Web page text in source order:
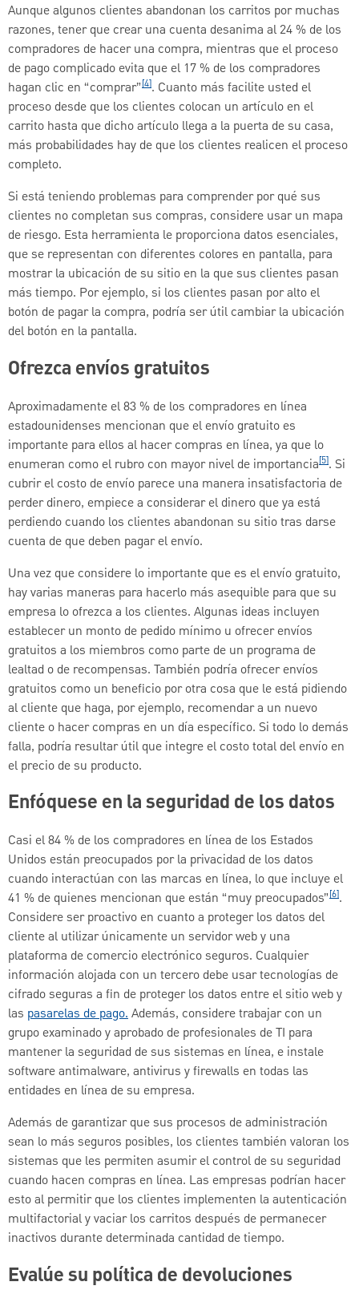
Aunque algunos clientes abandonan los carritos por muchas
razones, tener que crear una cuenta desanima al 24 % de los
compradores de hacer una compra, mientras que el proceso
de pago complicado evita que el 17 % de los compradores
hagan clic en “comprar”[4]. Cuanto más facilite usted el
proceso desde que los clientes colocan un artículo en el
carrito hasta que dicho artículo llega a la puerta de su casa,
más probabilidades hay de que los clientes realicen el proceso
completo.
Si está teniendo problemas para comprender por qué sus
clientes no completan sus compras, considere usar un mapa
de riesgo. Esta herramienta le proporciona datos esenciales,
que se representan con diferentes colores en pantalla, para
mostrar la ubicación de su sitio en la que sus clientes pasan
más tiempo. Por ejemplo, si los clientes pasan por alto el
botón de pagar la compra, podría ser útil cambiar la ubicación
del botón en la pantalla.
Ofrezca envíos gratuitos
Aproximadamente el 83 % de los compradores en línea
estadounidenses mencionan que el envío gratuito es
importante para ellos al hacer compras en línea, ya que lo
enumeran como el rubro con mayor nivel de importancia[5]. Si
cubrir el costo de envío parece una manera insatisfactoria de
perder dinero, empiece a considerar el dinero que ya está
perdiendo cuando los clientes abandonan su sitio tras darse
cuenta de que deben pagar el envío.
Una vez que considere lo importante que es el envío gratuito,
hay varias maneras para hacerlo más asequible para que su
empresa lo ofrezca a los clientes. Algunas ideas incluyen
establecer un monto de pedido mínimo u ofrecer envíos
gratuitos a los miembros como parte de un programa de
lealtad o de recompensas. También podría ofrecer envíos
gratuitos como un beneficio por otra cosa que le está pidiendo
al cliente que haga, por ejemplo, recomendar a un nuevo
cliente o hacer compras en un día específico. Si todo lo demás
falla, podría resultar útil que integre el costo total del envío en
el precio de su producto.
Enfóquese en la seguridad de los datos
Casi el 84 % de los compradores en línea de los Estados
Unidos están preocupados por la privacidad de los datos
cuando interactúan con las marcas en línea, lo que incluye el
41 % de quienes mencionan que están “muy preocupados”[6].
Considere ser proactivo en cuanto a proteger los datos del
cliente al utilizar únicamente un servidor web y una
plataforma de comercio electrónico seguros. Cualquier
información alojada con un tercero debe usar tecnologías de
cifrado seguras a fin de proteger los datos entre el sitio web y
las pasarelas de pago.Además, considere trabajar con un
grupo examinado y aprobado de profesionales de TI para
mantener la seguridad de sus sistemas en línea, e instale
software antimalware, antivirus y firewalls en todas las
entidades en línea de su empresa.
Además de garantizar que sus procesos de administración
sean lo más seguros posibles, los clientes también valoran los
sistemas que les permiten asumir el control de su seguridad
cuando hacen compras en línea. Las empresas podrían hacer
esto al permitir que los clientes implementen la autenticación
multifactorial y vaciar los carritos después de permanecer
inactivos durante determinada cantidad de tiempo.
Evalúe su política de devoluciones